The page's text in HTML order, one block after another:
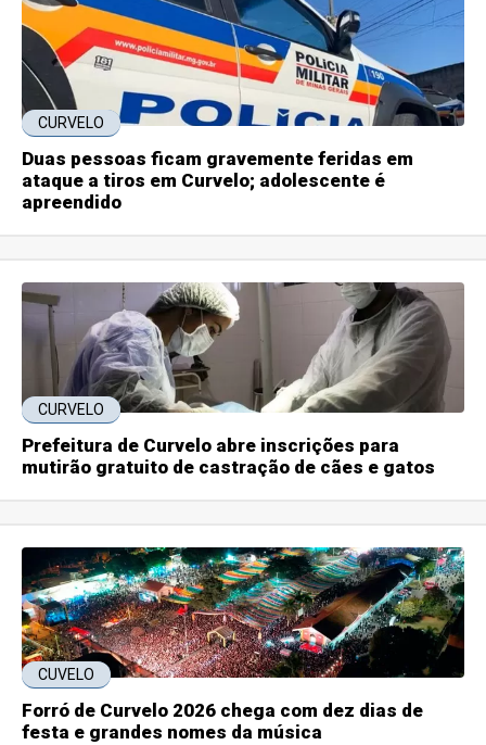
CURVELO
Duas pessoas ficam gravemente feridas em
ataque a tiros em Curvelo; adolescente é
apreendido
CURVELO
Prefeitura de Curvelo abre inscrições para
mutirão gratuito de castração de cães e gatos
CUVELO
Forró de Curvelo 2026 chega com dez dias de
festa e grandes nomes da música